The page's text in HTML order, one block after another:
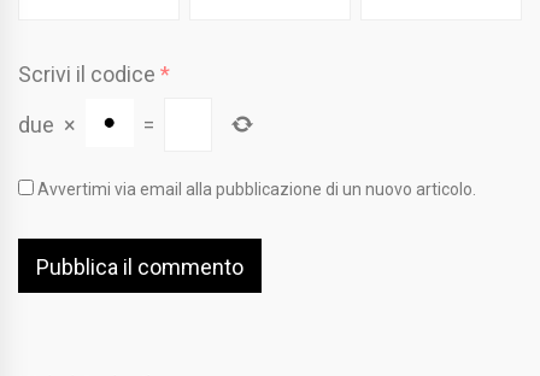
Scrivi il codice *
due × =
Avvertimi via email alla pubblicazione di un nuovo articolo.